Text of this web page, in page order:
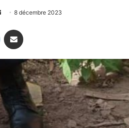
Envoyer
courriel
8 décembre 2023
Linkedin